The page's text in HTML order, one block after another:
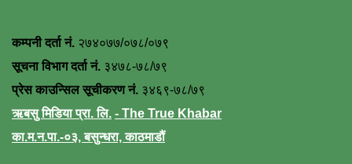
कम्पनी दर्ता नं. २७४०७७/०७८/०७९
सूचना विभाग दर्ता नं. ३४७८-७८/७९
प्रेस काउन्सिल सूचीकरण नं. ३४६९-७८/७९
ऋबसु मिडिया प्रा. लि. - The True Khabar
का.म.न.पा.-०३, बसुन्धरा, काठमाडौं